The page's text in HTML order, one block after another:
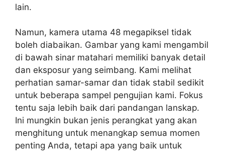
lain.
Namun, kamera utama 48 megapiksel tidak
boleh diabaikan. Gambar yang kami mengambil
di bawah sinar matahari memiliki banyak detail
dan eksposur yang seimbang. Kami melihat
perhatian samar-samar dan tidak stabil sedikit
untuk beberapa sampel pengujian kami. Fokus
tentu saja lebih baik dari pandangan lanskap.
Ini mungkin bukan jenis perangkat yang akan
menghitung untuk menangkap semua momen
penting Anda, tetapi apa yang baik untuk